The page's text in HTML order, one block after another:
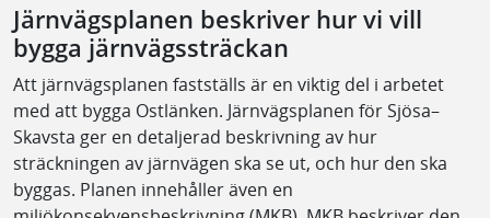
Järnvägsplanen beskriver hur vi vill
bygga järnvägssträckan
Att järnvägsplanen fastställs är en viktig del i arbetet
med att bygga Ostlänken. Järnvägsplanen för Sjösa–
Skavsta ger en detaljerad beskrivning av hur
sträckningen av järnvägen ska se ut, och hur den ska
byggas. Planen innehåller även en